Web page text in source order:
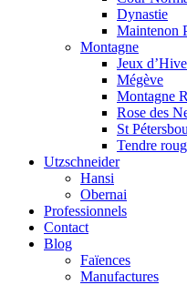
Dynastie
Maintenon
Montagne
Jeux
Mégève
Montagne
Rose des
St
Tendre
Utzschneider
Hansi
Obernai
Professionnels
Contact
Blog
Faïences
Manufactures